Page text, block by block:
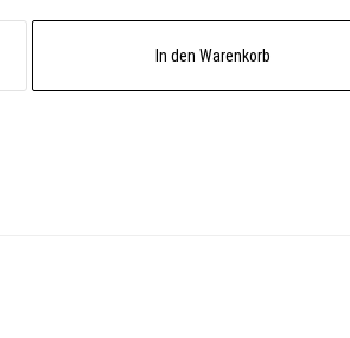
In den Warenkorb